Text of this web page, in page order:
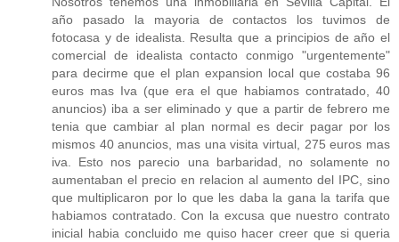
año pasado la mayoria de contactos los tuvimos de
fotocasa y de idealista. Resulta que a principios de año el
comercial de idealista contacto conmigo "urgentemente"
para decirme que el plan expansion local que costaba 96
euros mas Iva (que era el que habiamos contratado, 40
anuncios) iba a ser eliminado y que a partir de febrero me
tenia que cambiar al plan normal es decir pagar por los
mismos 40 anuncios, mas una visita virtual, 275 euros mas
iva. Esto nos parecio una barbaridad, no solamente no
aumentaban el precio en relacion al aumento del IPC, sino
que multiplicaron por lo que les daba la gana la tarifa que
habiamos contratado. Con la excusa que nuestro contrato
inicial habia concluido me quiso hacer creer que si queria